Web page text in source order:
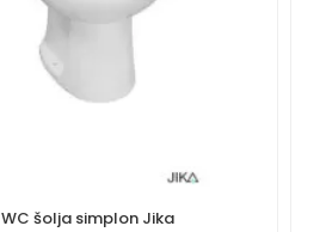
WC šolja simplon Jika